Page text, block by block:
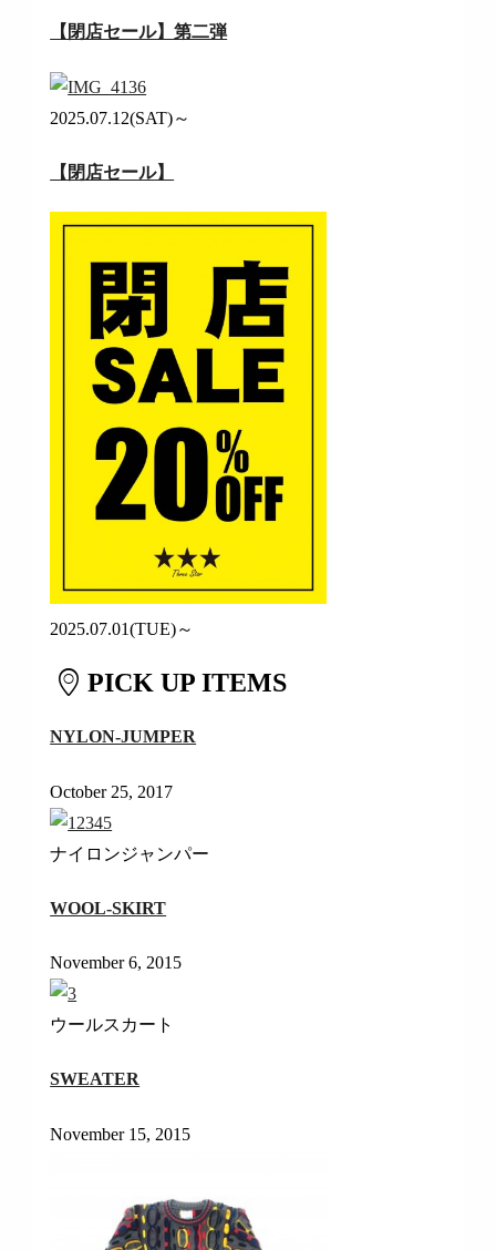
【閉店セール】第二弾
2025.07.12(SAT)～
【閉店セール】
2025.07.01(TUE)～
PICK UP ITEMS
NYLON-JUMPER
October 25, 2017
ナイロンジャンパー
WOOL-SKIRT
November 6, 2015
ウールスカート
SWEATER
November 15, 2015